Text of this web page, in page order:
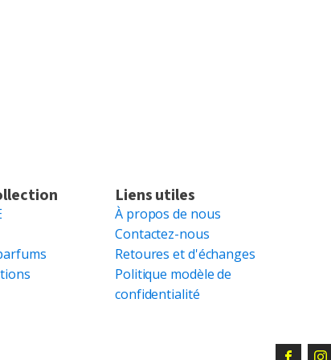
Liens utiles
À propos de nous
Contactez-nous
Retoures et d'échanges
Politique modèle de
confidentialité